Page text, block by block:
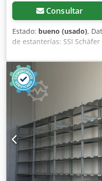
desea transporte o envío
costes adicionales, que
dependiendo del lugar de
suministro.
Consultar
Estado: bueno (usado),
de estanterías: SSI
suministro: Estantes,
galvanizado Sendzimir
Profundidad total: aprox.
aprox. 800 mm Altura:
travesaños: 2 unidades
Actualmente en stock:
en nuestra empresa:
Evering Sr. Mario Klöver
general sobre el artículo:
recogida. El transporte
conlleva costes
nosotros según el lugar
envío.